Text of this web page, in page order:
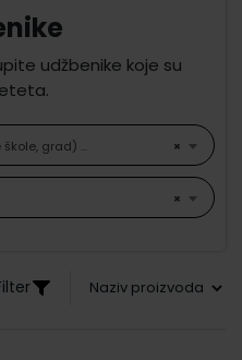
udžbenike koje su
×
grad) ...
×